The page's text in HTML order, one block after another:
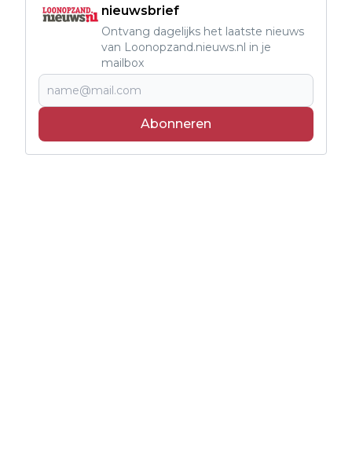
nieuwsbrief
Ontvang dagelijks het laatste nieuws
van Loonopzand.nieuws.nl in je
mailbox
Abonneren